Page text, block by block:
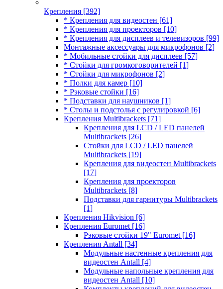
Крепления [392]
* Крепления для видеостен [61]
* Крепления для проекторов [10]
* Крепления для дисплеев и телевизоров [99]
Монтажные аксессуары для микрофонов [2]
* Мобильные стойки для дисплеев [57]
* Стойки для громкоговорителей [1]
* Стойки для микрофонов [2]
* Полки для камер [10]
* Рэковые стойки [16]
* Подставки для наушников [1]
* Столы и подстолья с регулировкой [6]
Крепления Multibrackets [71]
Крепления для LCD / LED панелей
Multibrackets [26]
Стойки для LCD / LED панелей
Multibrackets [19]
Крепления для видеостен Multibrackets
[17]
Крепления для проекторов
Multibrackets [8]
Подставки для гарнитуры Multibrackets
[1]
Крепления Hikvision [6]
Крепления Euromet [16]
Рэковые стойки 19" Euromet [16]
Крепления Antall [34]
Модульные настенные крепления для
видеостен Antall [4]
Модульные напольные крепления для
видеостен Antall [10]